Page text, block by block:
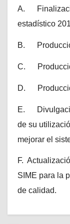
A.
estadístico
B.
C.
D.
E.
de su
mejorar el
F.
SIME para la
de calidad.